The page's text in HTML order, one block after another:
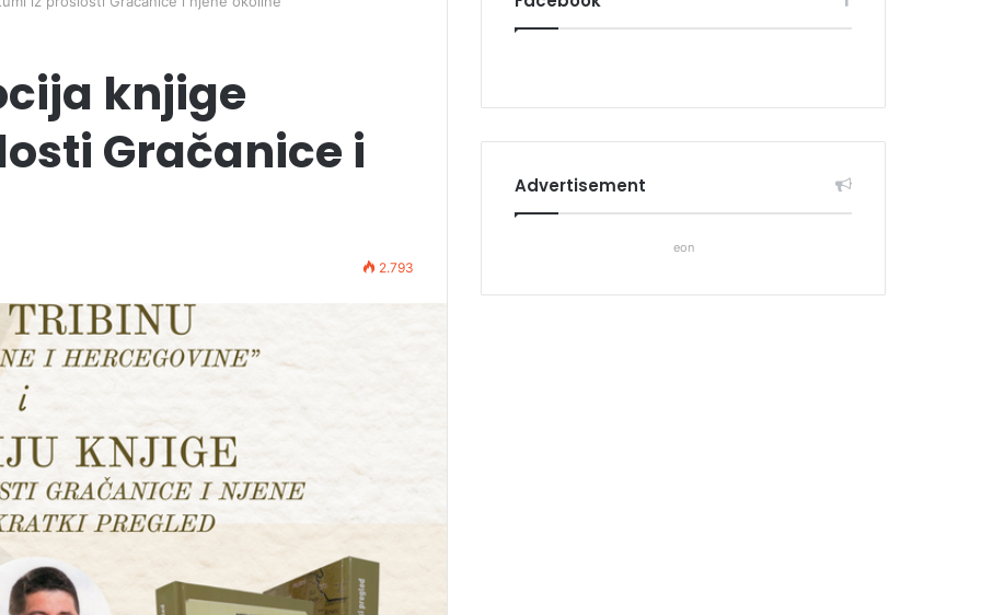
knjige
Gračanice i
2.793
Advertisement
eon